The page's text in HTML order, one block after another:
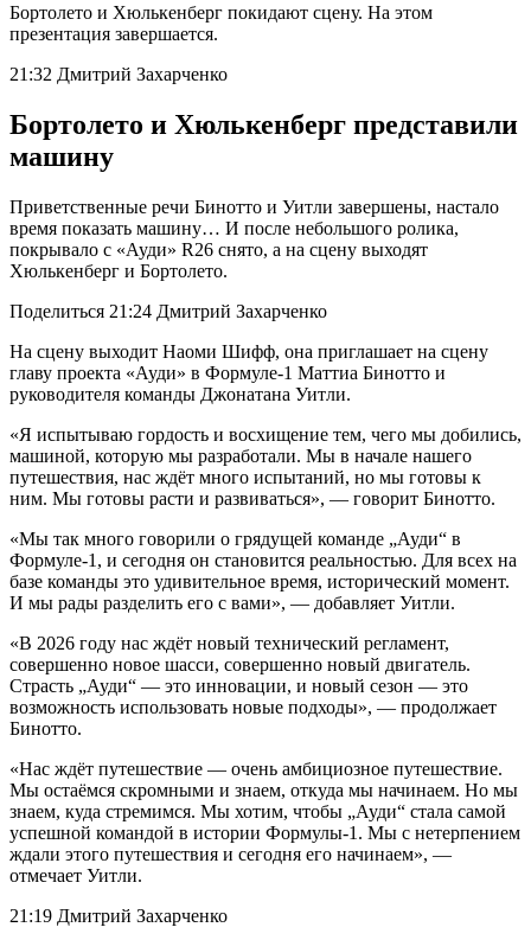
Бортолето и Хюлькенберг покидают сцену. На этом
презентация завершается.
21:32 Дмитрий Захарченко
Бортолето и Хюлькенберг представили
машину
Приветственные речи Бинотто и Уитли завершены, настало
время показать машину… И после небольшого ролика,
покрывало с «Ауди» R26 снято, а на сцену выходят
Хюлькенберг и Бортолето.
Поделиться 21:24 Дмитрий Захарченко
На сцену выходит Наоми Шифф, она приглашает на сцену
главу проекта «Ауди» в Формуле-1 Маттиа Бинотто и
руководителя команды Джонатана Уитли.
«Я испытываю гордость и восхищение тем, чего мы добились,
машиной, которую мы разработали. Мы в начале нашего
путешествия, нас ждёт много испытаний, но мы готовы к
ним. Мы готовы расти и развиваться», — говорит Бинотто.
«Мы так много говорили о грядущей команде „Ауди“ в
Формуле-1, и сегодня он становится реальностью. Для всех на
базе команды это удивительное время, исторический момент.
И мы рады разделить его с вами», — добавляет Уитли.
«В 2026 году нас ждёт новый технический регламент,
совершенно новое шасси, совершенно новый двигатель.
Страсть „Ауди“ — это инновации, и новый сезон — это
возможность использовать новые подходы», — продолжает
Бинотто.
«Нас ждёт путешествие — очень амбициозное путешествие.
Мы остаёмся скромными и знаем, откуда мы начинаем. Но мы
знаем, куда стремимся. Мы хотим, чтобы „Ауди“ стала самой
успешной командой в истории Формулы-1. Мы с нетерпением
ждали этого путешествия и сегодня его начинаем», —
отмечает Уитли.
21:19 Дмитрий Захарченко